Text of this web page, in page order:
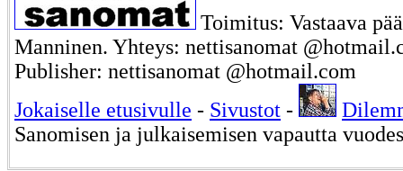
Toimitus: Vastaava
Manninen. Yhteys: nettisanomat
Publisher: nettisanomat @hotmail.com
Jokaiselle etusivulle - Sivustot -
Sanomisen ja julkaisemisen vapautta